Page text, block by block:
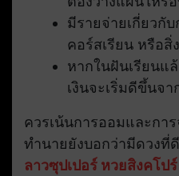
มีรายจ่ายเกี่ยวกั
คอร์สเรียน หรือสิ่
หากในฝันเรียนแ
เงินจะเริ่มดีขึ้นจ
ควรเน้นการออมและกา
ทำนายยังบอกว่ามีดวงที่
ลาวซุปเปอร์ หวยสิงคโปร์